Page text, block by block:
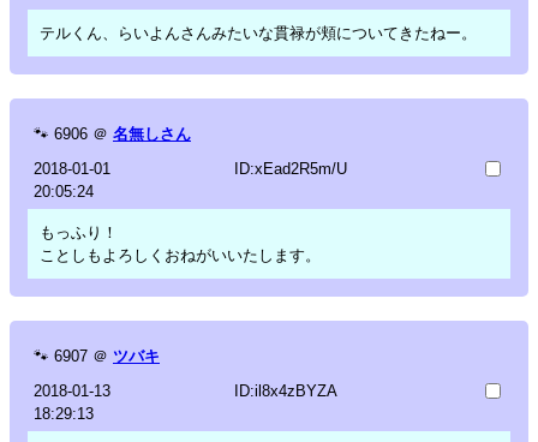
テルくん、らいよんさんみたいな貫禄が頬についてきたねー。
🐾 6906 ＠ 名無しさん
2018-01-01
20:05:24
ID:xEad2R5m/U
もっふり！
ことしもよろしくおねがいいたします。
🐾 6907 ＠ ツバキ
2018-01-13
18:29:13
ID:il8x4zBYZA